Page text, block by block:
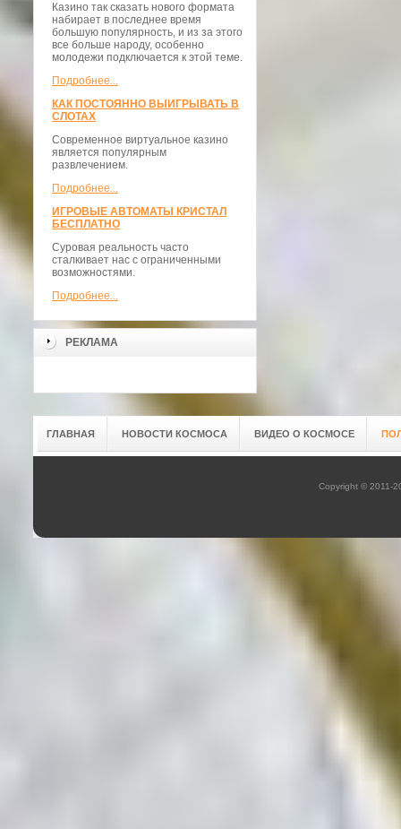
Казино так сказать нового формата
набирает в последнее время
большую популярность, и из за этого
все больше народу, особенно
молодежи подключается к этой теме.
Подробнее...
КАК ПОСТОЯННО ВЫИГРЫВАТЬ В
СЛОТАХ
Современное виртуальное казино
является популярным
развлечением.
Подробнее...
ИГРОВЫЕ АВТОМАТЫ КРИСТАЛ
БЕСПЛАТНО
Суровая реальность часто
сталкивает нас с ограниченными
возможностями.
Подробнее...
РЕКЛАМА
ГЛАВНАЯ НОВОСТИ КОСМОСА ВИДЕО О КОСМОСЕ
Copyright © 2011-